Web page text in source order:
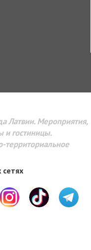
Латвии. Мероприятия,
и гостиницы.
территориальное